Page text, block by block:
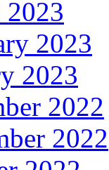
2023
2023
2022
2022